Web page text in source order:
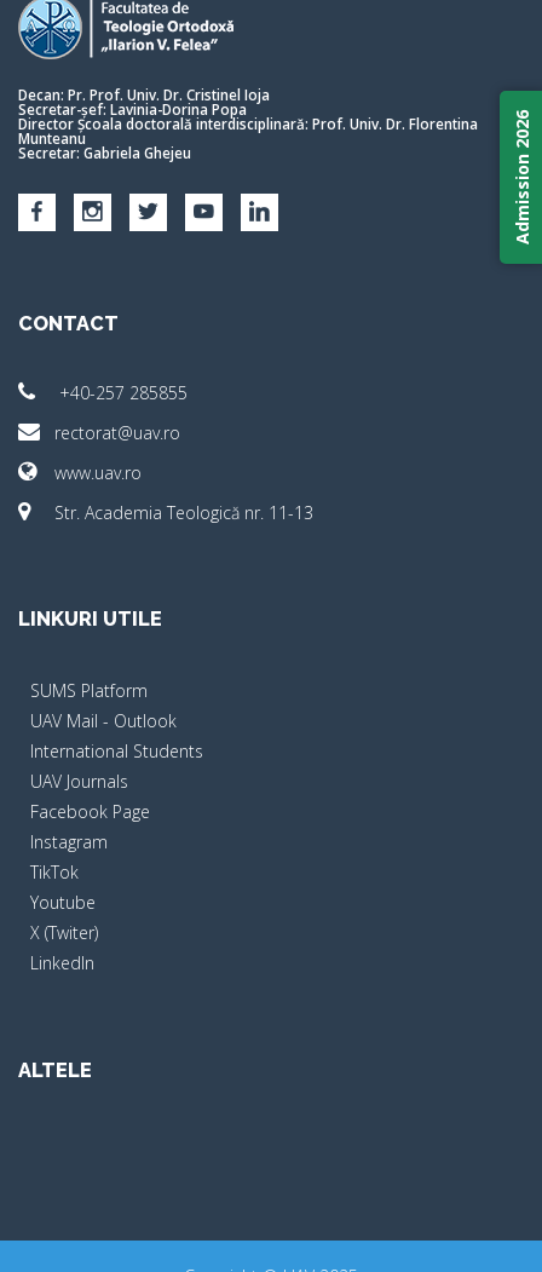
Decan: Pr. Prof. Univ. Dr. Cristinel Ioja
Secretar-șef: Lavinia-Dorina Popa
Director Școala doctorală interdisciplinară: Prof. Univ. Dr. Florentina
Munteanu
Secretar: Gabriela Ghejeu
CONTACT
+40-257 285855
rectorat@uav.ro
www.uav.ro
Str. Academia Teologică nr. 11-13
LINKURI UTILE
SUMS Platform
UAV Mail - Outlook
International Students
UAV Journals
Facebook Page
Instagram
TikTok
Youtube
X (Twiter)
LinkedIn
ALTELE
Admission 2026